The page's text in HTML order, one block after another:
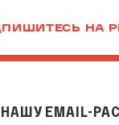
НА
EMAIL-